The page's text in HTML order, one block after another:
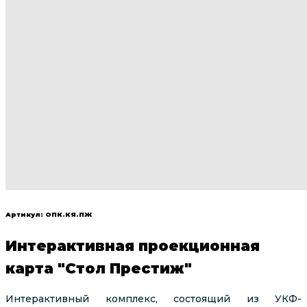
Артикул: ОПК.КЯ.ПЖ
Интерактивная проекционная
карта "Стол Престиж"
Интерактивный комплекс, состоящий из УКФ-